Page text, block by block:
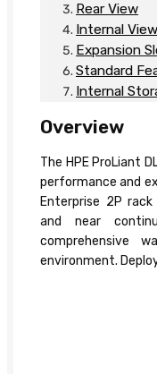
Rear View
Internal View
Expansion
Standard
Internal
Overview
The HPE ProLiant
performance and
Enterprise 2P
and near
comprehensive
environment.